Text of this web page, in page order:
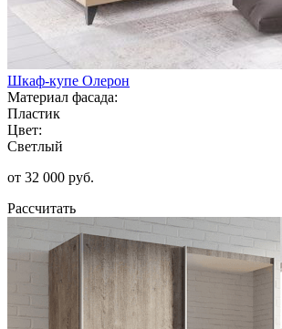
Шкаф-купе Олерон
Материал фасада:
Пластик
Цвет:
Светлый
от 32 000 руб.
Рассчитать